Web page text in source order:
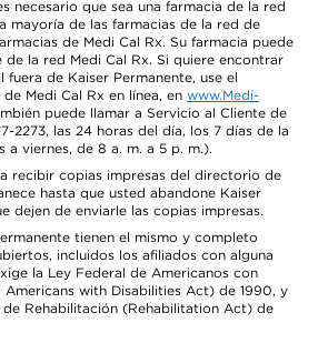
necesario que sea una farmacia de la red
mayoría de las farmacias de la red de
de Medi Cal Rx. Su farmacia puede
la red Medi Cal Rx. Si quiere encontrar
fuera de Kaiser Permanente, use el
Medi Cal Rx en línea, en www.Medi-
puede llamar a Servicio al Cliente de
2273, las 24 horas del día, los 7 días de la
a viernes, de 8 a. m. a 5 p. m.).
recibir copias impresas del directorio de
hasta que usted abandone Kaiser
dejen de enviarle las copias impresas.
tienen el mismo y completo
incluidos los afiliados con alguna
la Ley Federal de Americanos con
Americans with Disabilities Act) de 1990, y
Rehabilitación (Rehabilitation Act) de